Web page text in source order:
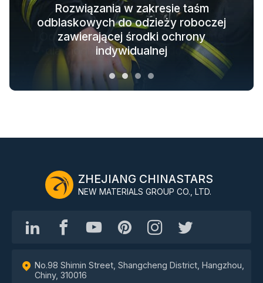
Rozwiązania w zakresie taśm
odblaskowych do odzieży roboczej
zawierającej środki ochrony
indywidualnej
Odblaskowe rozwiązania tekstylne
dla modnej odzieży outdoorowej
Świecące w ciemności rozwiązania
materiałowe do odzieży wierzchniej
Rozwiązania w zakresie odzieży
ochronnej dla całego łańcucha
branżowego
ZHEJIANG CHINASTARS
NEW MATERIALS GROUP CO., LTD.
No.98 Shimin Street, Shangcheng District, Hangzhou,
Chiny, 310016